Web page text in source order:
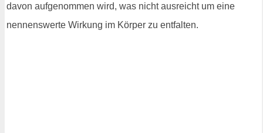
davon aufgenommen wird, was nicht ausreicht um eine
nennenswerte Wirkung im Körper zu entfalten.